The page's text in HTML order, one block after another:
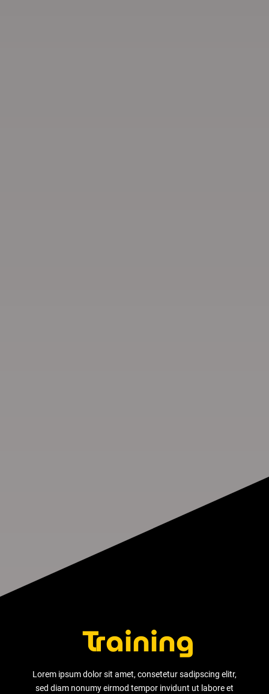
Training
Lorem ipsum dolor sit amet, consetetur sadipscing elitr,
sed diam nonumy eirmod tempor invidunt ut labore et